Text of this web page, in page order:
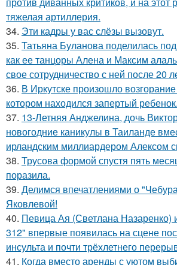
тяжелая артиллерия.
34. Эти кадры у вас слёзы вызовут.
35. Татьяна Буланова поделилась
как ее танцоры Алена и Максим
свое сотрудничество с ней после 20
36. В Иркутске произошло
котором находился запертый ребенок.
37. 13-Летняя Анджелина, дочь
новогодние каникулы в Таиланде
ирландским миллиардером Алексом
38. Трусова формой спустя пять
поразила.
39. Делимся впечатлениями о
Яковлевой!
40. Певица Ая (Светлана Назаренко)
312" впервые появилась на сцене
инсульта и почти трёхлетнего
41. Когда вместо аренды с уютом